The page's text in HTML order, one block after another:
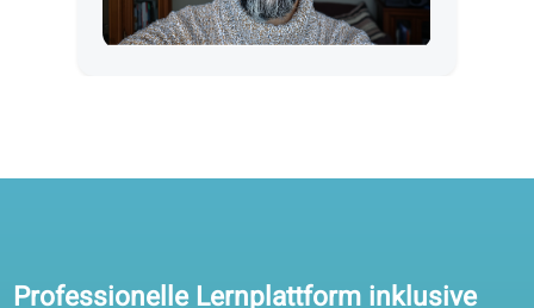
Prüfungsvorbereitung, um einen